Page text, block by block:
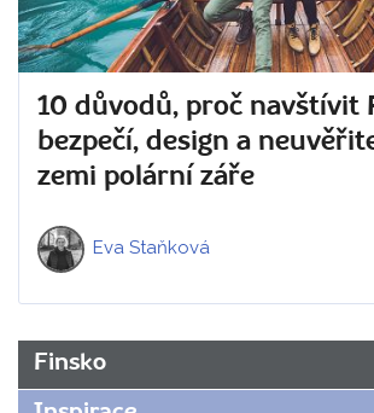
10 důvodů, proč navštívit
bezpečí, design a
zemi polární záře
Eva Staňková
Finsko